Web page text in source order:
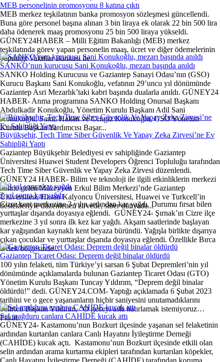
MEB personelinin promosyonu 8 katına çıktı
MEB merkez teşkilatının banka promosyon sözleşmesi güncellendi.
Buna göre personel başına alınan 3 bin liraya ek olarak 22 bin 500 lira
daha ödenerek maaş promosyonu 25 bin 500 liraya yükseldi.
GÜNEY24HABER – Milli Eğitim Bakanlığı (MEB) merkez
teşkilatında görev yapan personelin maaş, ücret ve diğer ödemelerinin
yapıldığı Vakıflar Bankası ile...
SANKO’nun kurucusu Sani Konukoğlu, mezarı başında anıldı
SANKO Holding Kurucusu ve Gaziantep Sanayi Odası’nın (GSO)
Kurucu Başkanı Sani Konukoğlu, vefatının 29’uncu yıl dönümünde
Gaziantep Asri Mezarlık’taki kabri başında dualarla anıldı. GÜNEY24
HABER- Anma programına SANKO Holding Onursal Başkanı
Abdulkadir Konukoğlu, Yönetim Kurulu Başkanı Adil Sani
Konukoğlu, Sami, Hakan ve Cengiz Konukoğlu, GSO Yönetim
Kurulu Başkan Yardımcısı Başar...
Büyükşehir, Tech Time Siber Güvenlik Ve Yapay Zeka Zirvesi’ne Ev
Sahipliği Yaptı
Gaziantep Büyükşehir Belediyesi ev sahipliğinde Gaziantep
Üniversitesi Huawei Student Developers Öğrenci Topluluğu tarafından
Tech Time Siber Güvenlik ve Yapay Zeka Zirvesi düzenlendi.
GÜNEY24 HABER- Bilim ve teknoloji ile ilgili etkinliklerin merkezi
haline gelen Müzeyyen Erkul Bilim Merkezi’nde Gaziantep
Üniversitesi, Hasan Kalyoncu Üniversitesi, Huawei ve Turkcell’in
destekleriyle düzenlenen zirvede, siber dünyada...
3 yıl sonra kar yağdı
Cizre kent merkezine 3 yılın ardından kar yağdı. Durumu fırsat bilen
yurttaşlar dışarıda doyasıya eğlendi. GÜNEY24- Şırnak’ın Cizre ilçe
merkezine 3 yıl sonra ilk kez kar yağdı. Akşam saatlerinde başlayan
kar yağışından kaynaklı kent beyaza büründü. Yağışla birlikte dışarıya
çıkan çocuklar ve yurttaşlar dışarıda doyasıya eğlendi. Özellikle Bırca
Belek bölgesinde...
Gaziantep Ticaret Odası: Deprem değil binalar öldürdü
100 yılın felaketi, tüm Türkiye’yi sarsan 6 Şubat Depremleri’nin yıl
dönümünde açıklamalarda bulunan Gaziantep Ticaret Odası (GTO)
Yönetim Kurulu Başkanı Tuncay Yıldırım, “Deprem değil binalar
öldürdü!” dedi. GÜNEY24.COM- Yaptığı açıklamada 6 Şubat 2023
tarihini ve o gece yaşananların hiçbir saniyesini unutamadıklarını
belirten Başkan Yıldırım, “O geceyi asla hatırlamak istemiyoruz…
Fakat...
Sel mağduru canlara CAHİDE kucak attı
GÜNEY24- Kastamonu’nun Bozkurt ilçesinde yaşanan sel felaketinin
ardından kurtarılan canlara Canlı Hayatını İyileştirme Derneği
(CAHİDE) kucak açtı. Kastamonu’nun Bozkurt ilçesinde etkili olan
selin ardından arama kurtarma ekipleri tarafından kurtarılan köpekler,
Canlı Hayatını İyileştirme Derneği (CAHİDE) tarafından koruma